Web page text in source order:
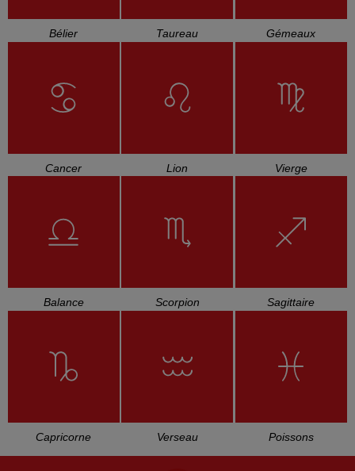
Bélier Taureau Gémeaux
Cancer Lion Vierge
Balance Scorpion Sagittaire
Capricorne Verseau Poissons